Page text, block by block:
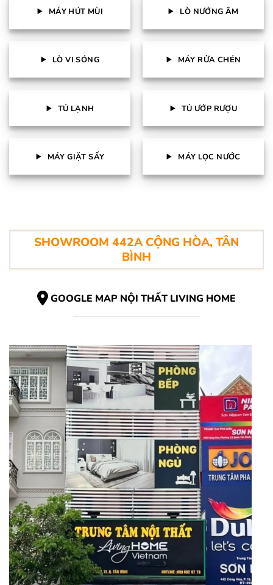
MÁY HÚT MÙI LÒ NƯỚNG ÂM
LÒ VI SÓNG MÁY RỬA CHÉN
TỦ LẠNH TỦ ƯỚP RƯỢU
MÁY GIẶT SẤY MÁY LỌC NƯỚC
SHOWROOM 442A CỘNG HÒA, TÂN
BÌNH
GOOGLE MAP NỘI THẤT LIVING HOME